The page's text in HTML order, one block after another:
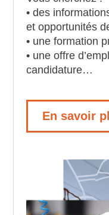
• des
et opportunités
• une formation
• une offre
candidature…
En savoir